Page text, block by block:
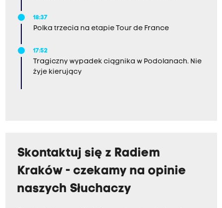
18:37
Polka trzecia na etapie Tour de France
17:52
Tragiczny wypadek ciągnika w Podolanach. Nie
żyje kierujący
Skontaktuj się z Radiem
Kraków - czekamy na opinie
naszych Słuchaczy